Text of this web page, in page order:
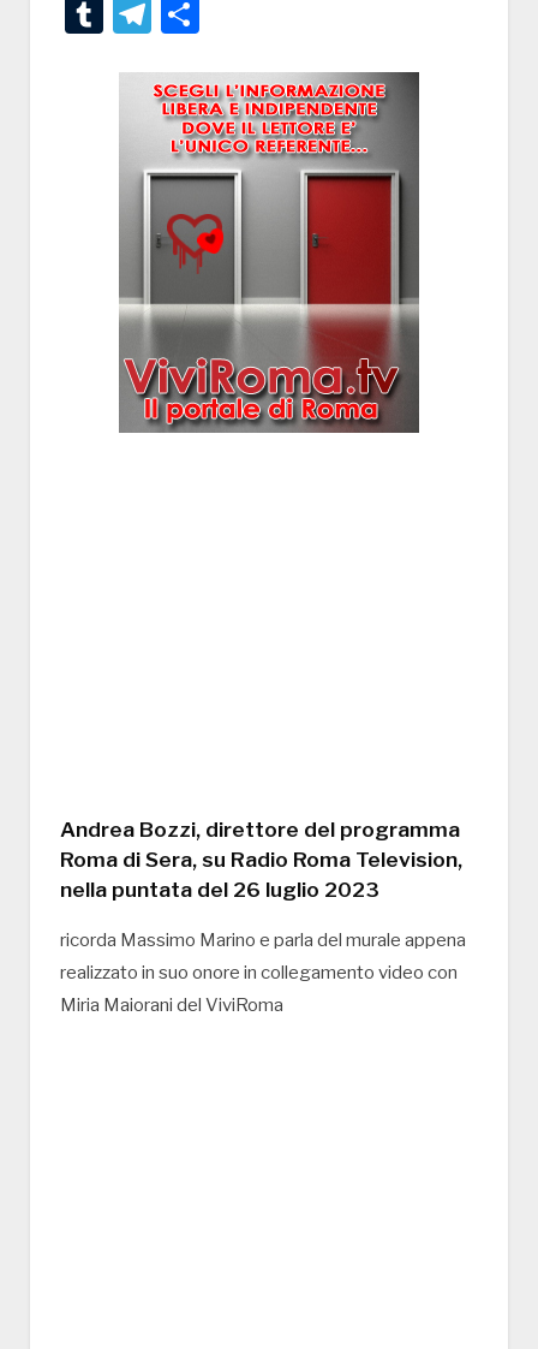
TumblrTelegram
Andrea Bozzi, direttore del programma
Roma di Sera, su Radio Roma Television,
nella puntata del 26 luglio 2023
ricorda Massimo Marino e parla del murale appena
realizzato in suo onore in collegamento video con
Miria Maiorani del ViviRoma